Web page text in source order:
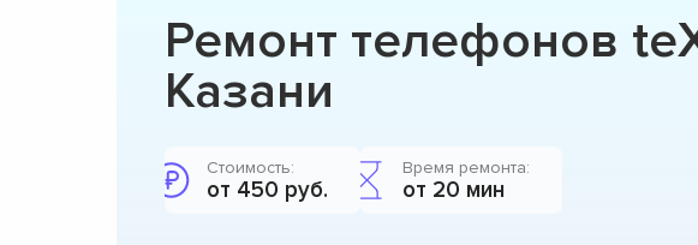
Ремонт телефонов
Казани
Стоимость:
от 450 руб.
Время ремонта:
от 20 мин